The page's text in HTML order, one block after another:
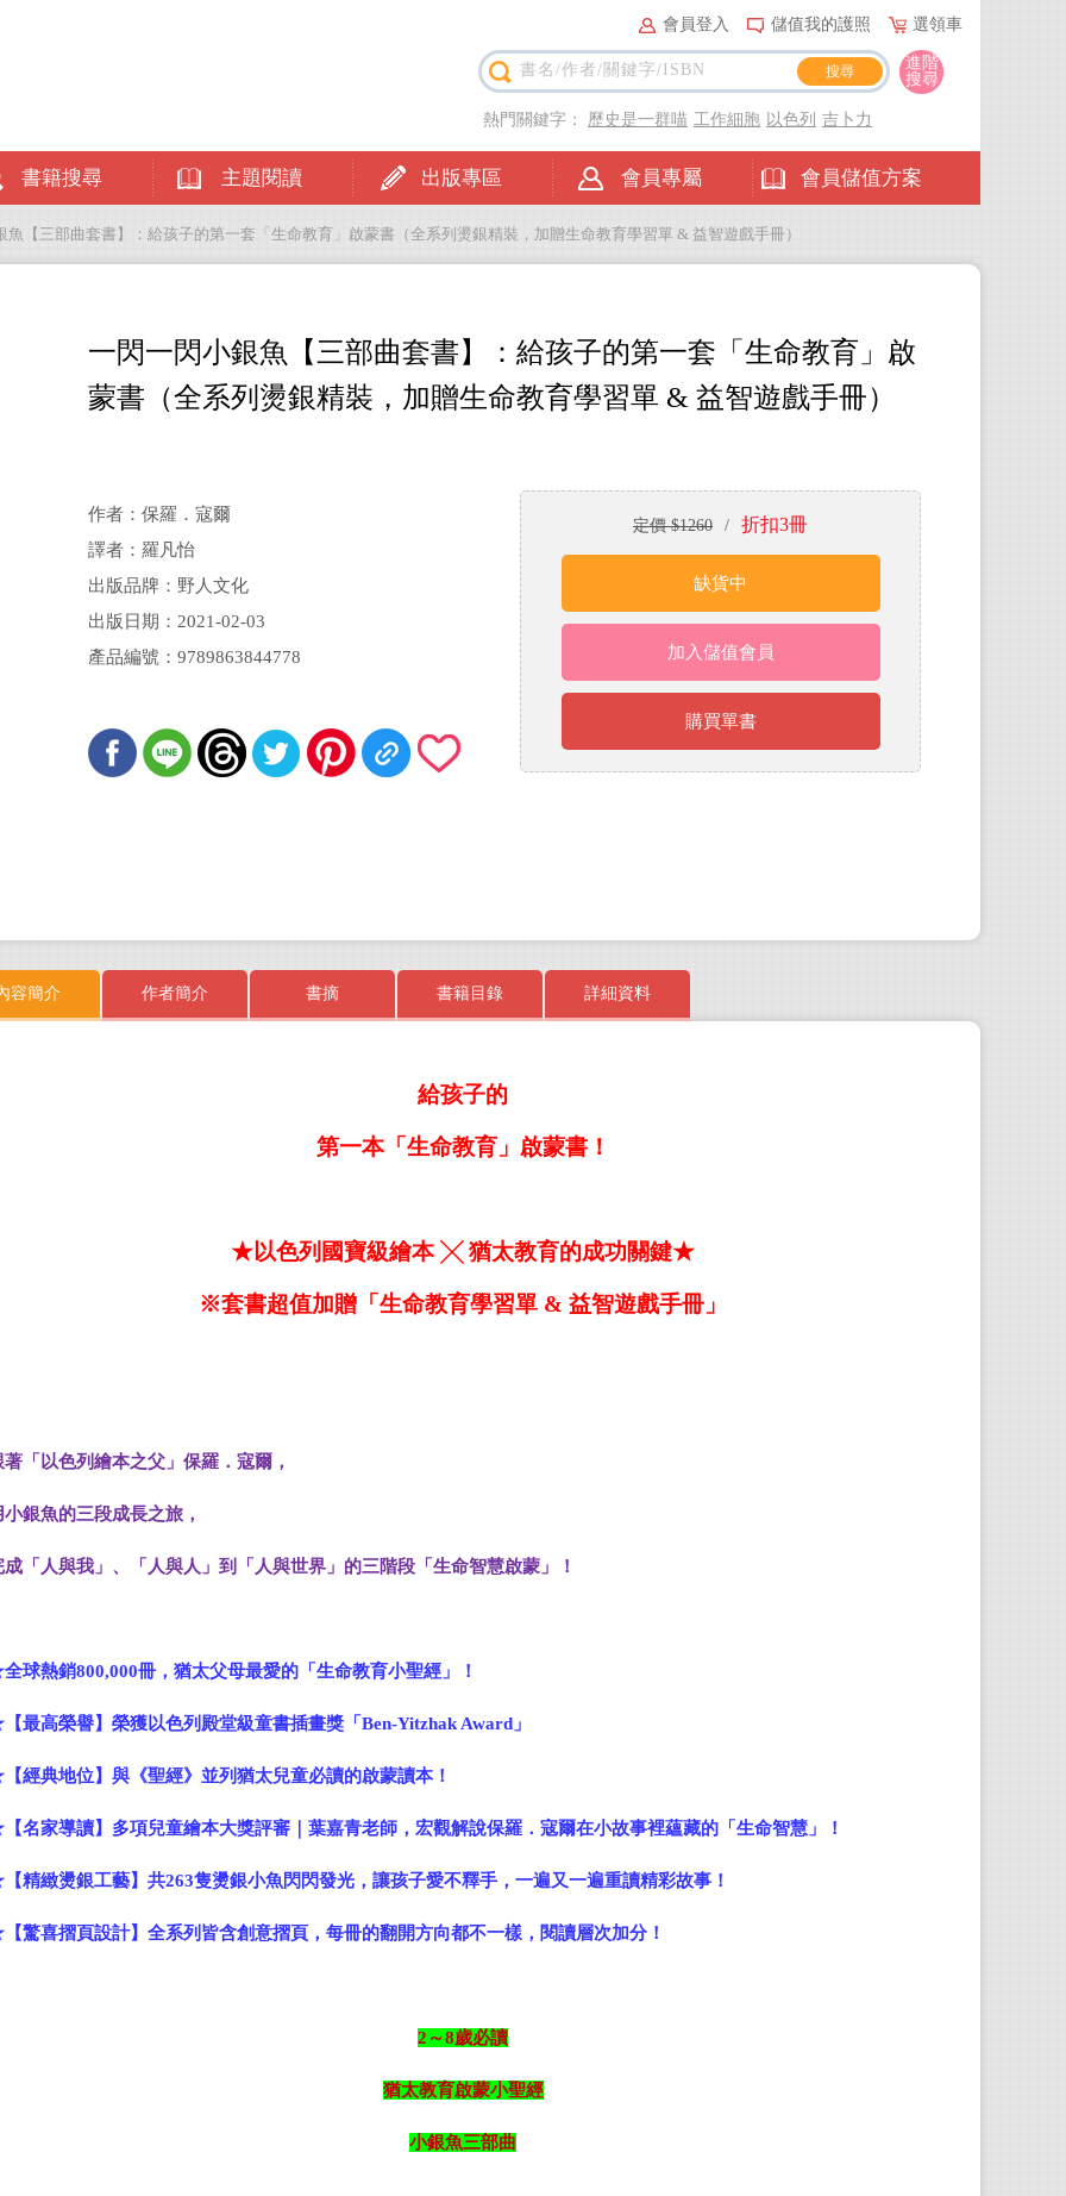
會員登入 儲值我的護照 選領車
書籍搜尋 主題閱讀 出版專區 會員專屬 會員儲值方案
進階
搜尋
熱門關鍵字： 歷史是一群喵 工作細胞 以色列 吉卜力
魚【三部曲套書】：給孩子的第一套「生命教育」啟蒙書（全系列燙銀精裝，加贈生命教育學習單 & 益智遊戲手冊）
一閃一閃小銀魚【三部曲套書】：給孩子的第一套「生命教育」啟
蒙書（全系列燙銀精裝，加贈生命教育學習單 & 益智遊戲手冊）
作者：保羅．寇爾
譯者：羅凡怡
出版品牌：野人文化
出版日期：2021-02-03
產品編號：9789863844778
定價 $1260 / 折扣3冊
缺貨中
加入儲值會員
購買單書
容簡介 作者簡介 書摘 書籍目錄 詳細資料
給孩子的
第一本「生命教育」啟蒙書！
★以色列國寶級繪本 ╳ 猶太教育的成功關鍵★
※套書超值加贈「生命教育學習單 & 益智遊戲手冊」
著「以色列繪本之父」保羅．寇爾，
小銀魚的三段成長之旅，
成「人與我」、「人與人」到「人與世界」的三階段「生命智慧啟蒙」！
球熱銷800,000冊，猶太父母最愛的「生命教育小聖經」！
最高榮譽】榮獲以色列殿堂級童書插畫獎「Ben-Yitzhak Award」
經典地位】與《聖經》並列猶太兒童必讀的啟蒙讀本！
名家導讀】多項兒童繪本大獎評審｜葉嘉青老師，宏觀解說保羅．寇爾在小故事裡蘊藏的「生命智慧」！
精緻燙銀工藝】共263隻燙銀小魚閃閃發光，讓孩子愛不釋手，一遍又一遍重讀精彩故事！
驚喜摺頁設計】全系列皆含創意摺頁，每冊的翻開方向都不一樣，閱讀層次加分！
2 ～8歲必讀
猶太教育啟蒙小聖經
小銀魚三部曲